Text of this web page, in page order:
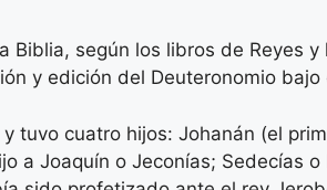
Biblia, según los libros de Reyes
y edición del Deuteronomio
tuvo cuatro hijos: Johanán (el
a Joaquín o Jeconías; Sedecías